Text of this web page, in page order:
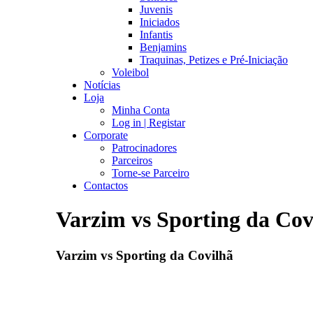
Juvenis
Iniciados
Infantis
Benjamins
Traquinas, Petizes e Pré-Iniciação
Voleibol
Notícias
Loja
Minha Conta
Log in | Registar
Corporate
Patrocinadores
Parceiros
Torne-se Parceiro
Contactos
Varzim vs Sporting da
Varzim vs Sporting da Covilhã